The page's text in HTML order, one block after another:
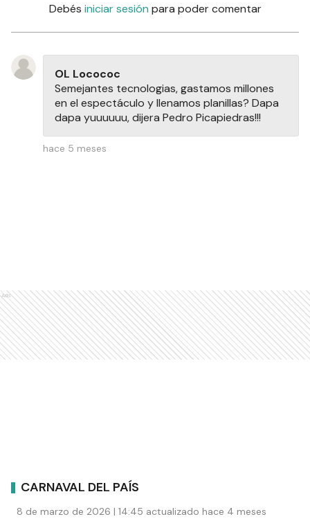
Debés iniciar sesión para poder comentar
OL Locococ
Semejantes tecnologias, gastamos millones
en el espectáculo y llenamos planillas? Dapa
dapa yuuuuuu, dijera Pedro Picapiedras!!!
hace 5 meses
Ads
CARNAVAL DEL PAÍS
8 de marzo de 2026 | 14:45 actualizado hace 4 meses